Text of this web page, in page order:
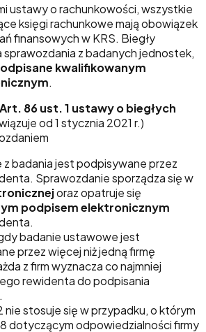
ustawy o rachunkowości, wszystkie
księgi rachunkowe mają obowiązek
finansowych w KRS. Biegły
z badanych jednostek,
kwalifikowanym
.
Art. 86 ust. 1 ustawy o biegłych
od 1 stycznia 2021 r.)
z badania jest podpisywane przez
Sprawozdanie sporządza się w
oraz opatruje się
podpisem elektronicznym
badanie ustawowe jest
przez więcej niż jedną firmę
z firm wyznacza co najmniej
rewidenta do podpisania
nie stosuje się w przypadku, o którym
dotyczącym odpowiedzialności firmy